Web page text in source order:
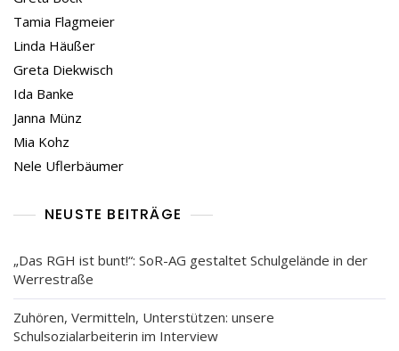
Tamia Flagmeier
Linda Häußer
Greta Diekwisch
Ida Banke
Janna Münz
Mia Kohz
Nele Uflerbäumer
NEUSTE BEITRÄGE
„Das RGH ist bunt!“: SoR-AG gestaltet Schulgelände in der
Werrestraße
Zuhören, Vermitteln, Unterstützen: unsere
Schulsozialarbeiterin im Interview